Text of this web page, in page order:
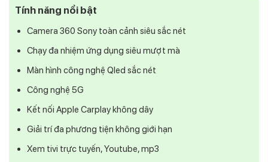
Tính năng nổi bật
Camera 360 Sony toàn cảnh siêu sắc nét
Chạy đa nhiệm ứng dụng siêu mượt mà
Màn hình công nghệ Qled sắc nét
Công nghệ 5G
Kết nối Apple Carplay không dây
Giải trí đa phương tiện không giới hạn
Xem tivi trực tuyến, Youtube, mp3